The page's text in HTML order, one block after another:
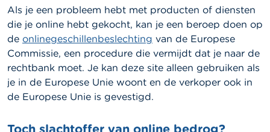
Als je een probleem hebt met producten of diensten
die je online hebt gekocht, kan je een beroep doen op
de onlinegeschillenbeslechting van de Europese
Commissie, een procedure die vermijdt dat je naar de
rechtbank moet. Je kan deze site alleen gebruiken als
je in de Europese Unie woont en de verkoper ook in
de Europese Unie is gevestigd.
Toch slachtoffer van online bedrog?